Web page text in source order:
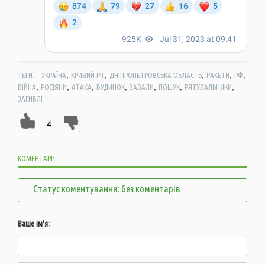
ТЕГИ: УКРАЇНА, КРИВИЙ РІГ, ДНІПРОПЕТРОВСЬКА ОБЛАСТЬ, РАКЕТИ, РФ,
ВІЙНА, РОСІЯНИ, АТАКА, БУДИНОК, ЗАВАЛИ, ПОШУК, РЯТУВАЛЬНИКИ,
ЗАГИБЛІ
-4
КОМЕНТАРІ:
Статус коментування: без коментарів
Ваше ім'я: